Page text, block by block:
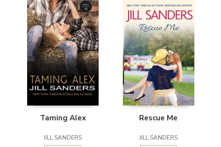
Taming Alex
JILL SANDERS
Rescue Me
JILL SANDERS